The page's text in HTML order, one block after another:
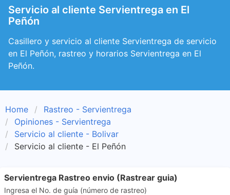
Servicio al cliente Servientrega en El
Peñón
Casillero y servicio al cliente Servientrega de servicio
en El Peñón, rastreo y horarios Servientrega en El
Peñón.
Home
Rastreo - Servientrega
Opiniones - Servientrega
Servicio al cliente - Bolivar
Servicio al cliente - El Peñón
Servientrega Rastreo envio (Rastrear guia)
Ingresa el No. de guía (número de rastreo)